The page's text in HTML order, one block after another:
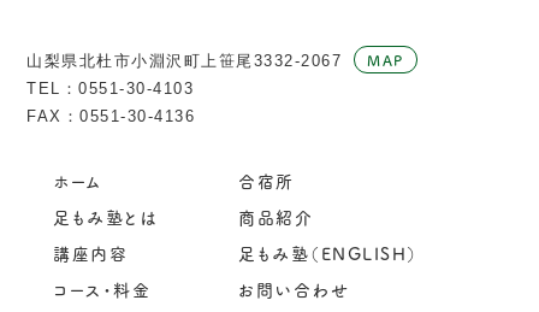
山梨県北杜市小淵沢町上笹尾3332-2067 MAP
TEL：0551-30-4103
FAX：0551-30-4136
ホーム
足もみ塾とは
講座内容
コース・料金
合宿所
商品紹介
足もみ塾（ENGLISH）
お問い合わせ